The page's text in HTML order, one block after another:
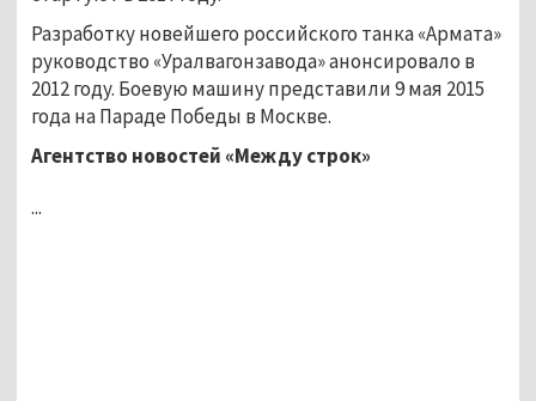
Разработку новейшего российского танка «Армата»
руководство «Уралвагонзавода» анонсировало в
2012 году. Боевую машину представили 9 мая 2015
года на Параде Победы в Москве.
Агентство новостей «Между строк»
...